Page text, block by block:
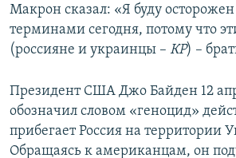
Макрон сказал: «Я буду
терминами сегодня, потому что
(россияне и украинцы – КР) –
Президент США Джо Байден 12
обозначил словом «геноцид»
прибегает Россия на территории
Обращаясь к американцам, он